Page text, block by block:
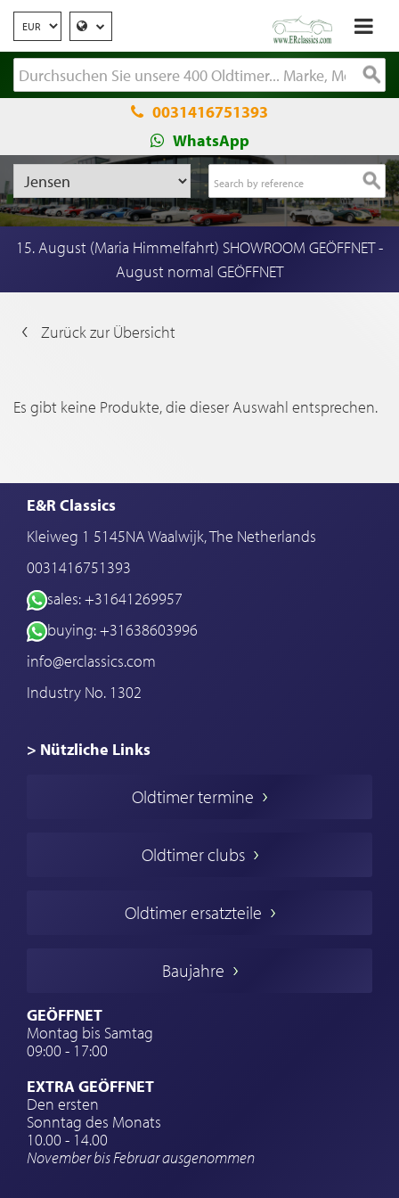
0031416751393
WhatsApp
15. August (Maria Himmelfahrt) SHOWROOM GEÖFFNET -
August normal GEÖFFNET
Zurück zur Übersicht
Es gibt keine Produkte, die dieser Auswahl entsprechen.
E&R Classics
Kleiweg 1 5145NA Waalwijk, The Netherlands
0031416751393
sales: +31641269957
buying: +31638603996
info@erclassics.com
Industry No. 1302
> Nützliche Links
Oldtimers in Europa
Englische Oldtimer
Deutsche Oldtimer
Schwedische Oldtimer
Oldtimer mit h-kennzeichen
Auto Oldtimer Markt
Oldtimer-Versicherung
Oldtimer-Clubs
Oldtimer-Reisen
Oldtimer termine
Oldtimer clubs
Oldtimer ersatzteile
Baujahre
GEÖFFNET
Montag bis Samtag
09:00 - 17:00
EXTRA GEÖFFNET
Den ersten
Sonntag des Monats
10.00 - 14.00
November bis Februar ausgenommen